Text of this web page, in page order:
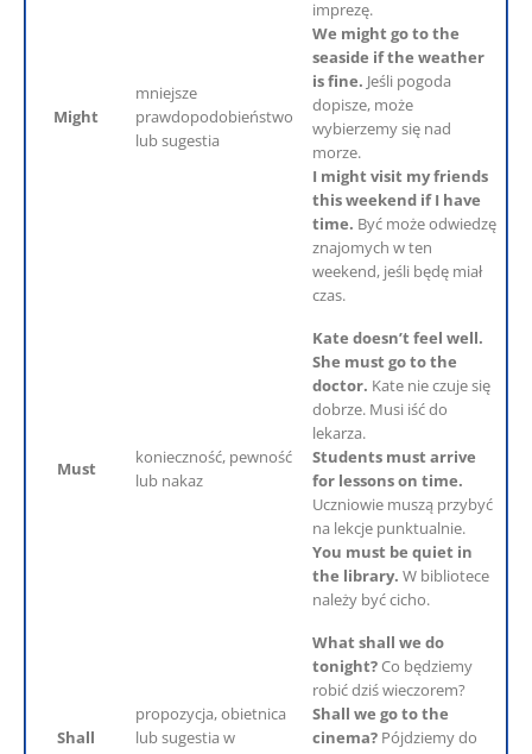
Might
mniejsze
prawdopodobieństwo
lub sugestia
imprezę.
We might go to the
seaside if the weather
is fine. Jeśli pogoda
dopisze, może
wybierzemy się nad
morze.
I might visit my friends
this weekend if I have
time. Być może odwiedzę
znajomych w ten
weekend, jeśli będę miał
czas.
Must
konieczność, pewność
lub nakaz
Kate doesn’t feel well.
She must go to the
doctor. Kate nie czuje się
dobrze. Musi iść do
lekarza.
Students must arrive
for lessons on time.
Uczniowie muszą przybyć
na lekcje punktualnie.
You must be quiet in
the library. W bibliotece
należy być cicho.
Shall
propozycja, obietnica
lub sugestia w
What shall we do
tonight?Co będziemy
robić dziś wieczorem?
Shall we go to the
cinema? Pójdziemy do